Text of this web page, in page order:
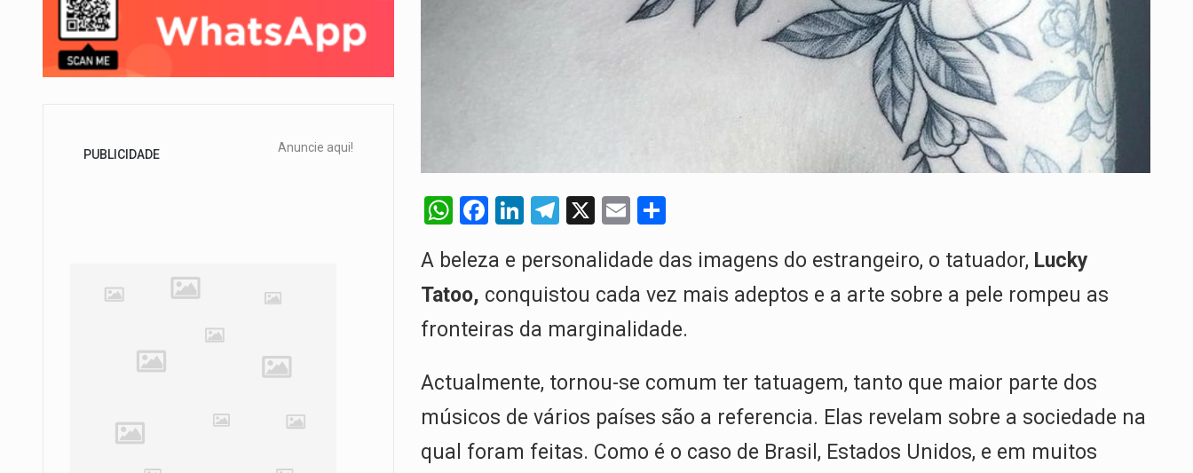
W
at
s
A
p
F
ce
b
o
k
Li
ke
dI
n
T
e
gr
a
X
E
ail ar
e
A beleza e personalidade das imagens do estrangeiro, o tatuador, Lucky
Tatoo, conquistou cada vez mais adeptos e a arte sobre a pele rompeu as
fronteiras da marginalidade.
Actualmente, tornou-se comum ter tatuagem, tanto que maior parte dos
músicos de vários países são a referencia. Elas revelam sobre a sociedade na
qual foram feitas. Como é o caso de Brasil, Estados Unidos, e em muitos
PUBLICIDADE Anuncie aqui!